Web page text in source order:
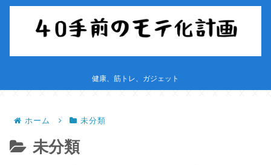
健康、筋トレ、ガジェット
ホーム 未分類
未分類